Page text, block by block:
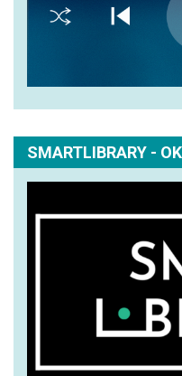
SMARTLIBRARY -